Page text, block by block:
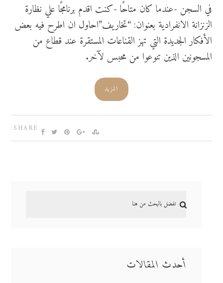
في السجن -عندما كان متاحًا -كنت اقدم برنامجًا علي نظارة
الزنزانة الانفرادية بعنوان: “تخاريف”احاول ان اطرح فيه بعض
الأفكار الجديدة التي تهز القناعات المستقرة عند قطاع من
المسجونين الذين تنوعوا من محبس لآخر.
المزيد
SHARE:
أحدث المقالات